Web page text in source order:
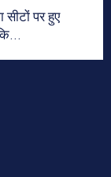
सीटों पर हुए